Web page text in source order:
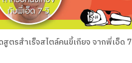
ตรสำเร็จสไตล์คนขี้เกียจ จากพี่เอ็ด 7